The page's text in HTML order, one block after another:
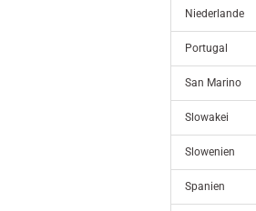
Niederlande
Portugal
San Marino
Slowakei
Slowenien
Spanien